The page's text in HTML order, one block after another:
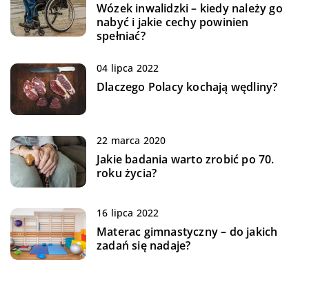
Wózek inwalidzki – kiedy należy go
nabyć i jakie cechy powinien
spełniać?
04 lipca 2022
Dlaczego Polacy kochają wędliny?
22 marca 2020
Jakie badania warto zrobić po 70.
roku życia?
16 lipca 2022
Materac gimnastyczny – do jakich
zadań się nadaje?